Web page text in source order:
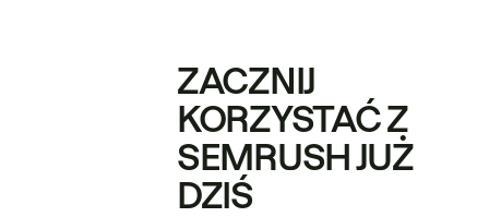
ZACZNIJ
KORZYSTAĆ Z
SEMRUSH JUŻ
DZIŚ